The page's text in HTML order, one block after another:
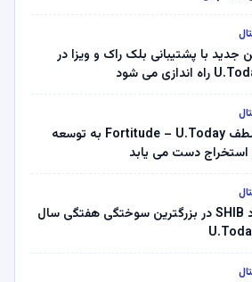
جدید با پشتیبانی بلک راک و ویزا در
Zcash به لطف Fortitude – U.Today به توسعه
استخراج دست می یابد
2.96 میلیارد SHIB در بزرگترین سوختگی هفتگی سال